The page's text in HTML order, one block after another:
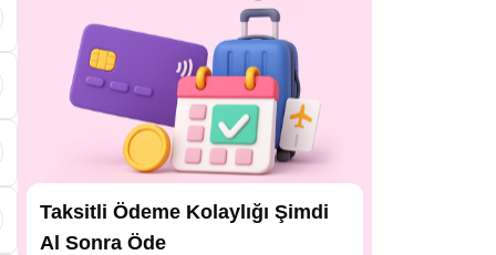
Taksitli Ödeme Kolaylığı Şimdi
Al Sonra Öde